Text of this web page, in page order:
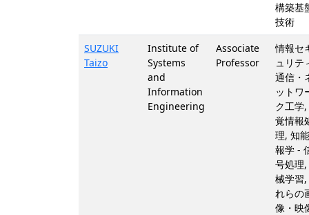
構築基
技術
SUZUKI
Taizo
Institute of
Systems
and
Information
Engineering
Associate
Professor
情報セ
ュリテ
通信・
ットワ
ク工学
覚情報
理, 知
報学 -
号処理
械学習
れらの
像・映